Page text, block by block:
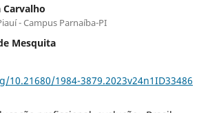
Carvalho
- Campus Parnaíba-PI
Mesquita
1984-3879.2023v24n1ID33486